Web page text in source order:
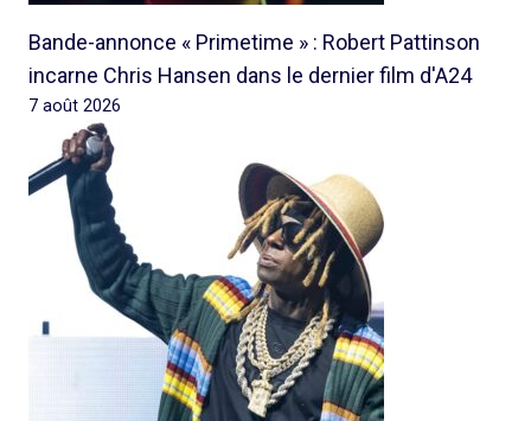
Bande-annonce « Primetime » : Robert Pattinson
incarne Chris Hansen dans le dernier film d'A24
7 août 2026